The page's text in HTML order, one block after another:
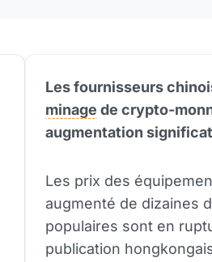
Les fournisseurs
minage de crypto-
augmentation
Les prix des
augmenté de dizaines
populaires sont en
publication